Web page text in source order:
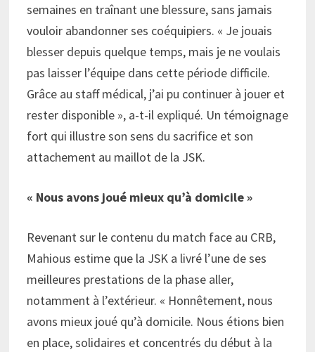
semaines en traînant une blessure, sans jamais
vouloir abandonner ses coéquipiers. « Je jouais
blesser depuis quelque temps, mais je ne voulais
pas laisser l’équipe dans cette période difficile.
Grâce au staff médical, j’ai pu continuer à jouer et
rester disponible », a-t-il expliqué. Un témoignage
fort qui illustre son sens du sacrifice et son
attachement au maillot de la JSK.
« Nous avons joué mieux qu’à domicile »
Revenant sur le contenu du match face au CRB,
Mahious estime que la JSK a livré l’une de ses
meilleures prestations de la phase aller,
notamment à l’extérieur. « Honnêtement, nous
avons mieux joué qu’à domicile. Nous étions bien
en place, solidaires et concentrés du début à la